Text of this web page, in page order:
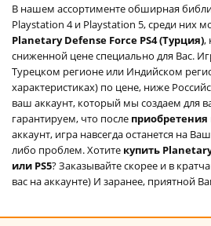
В нашем ассортименте обширная
Playstation 4 и Playstation 5, среди них
Planetary Defense Force PS4 (Турция),
сниженной цене специально для Вас.
Турецком регионе или Индийском
характеристиках) по цене, ниже
ваш аккаунт, который мы создаем для
гарантируем, что после приобретения
аккаунт, игра навсегда останется на
либо проблем. Хотите купить
или PS5? Заказывайте скорее и в
вас на аккаунте) И заранее, приятной